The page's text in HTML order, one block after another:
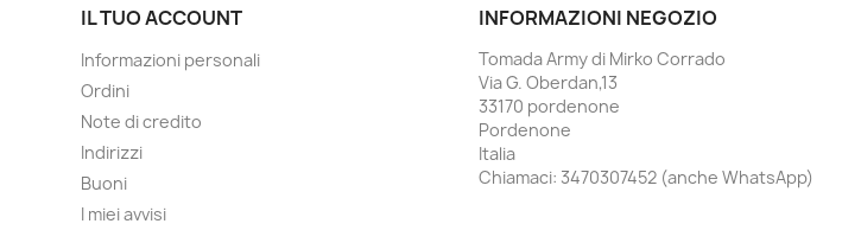
IL TUO ACCOUNT
Informazioni personali
Ordini
Note di credito
Indirizzi
Buoni
I miei avvisi
INFORMAZIONI NEGOZIO
Tomada Army di Mirko Corrado
Via G. Oberdan,13
33170 pordenone
Pordenone
Italia
Chiamaci: 3470307452 (anche WhatsApp)